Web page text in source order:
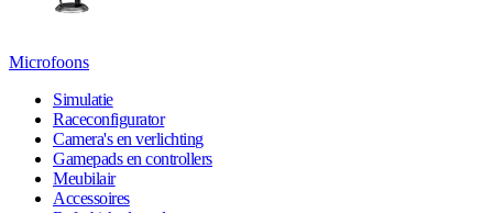
Microfoons
Simulatie
Raceconfigurator
Camera's en verlichting
Gamepads en controllers
Meubilair
Accessoires